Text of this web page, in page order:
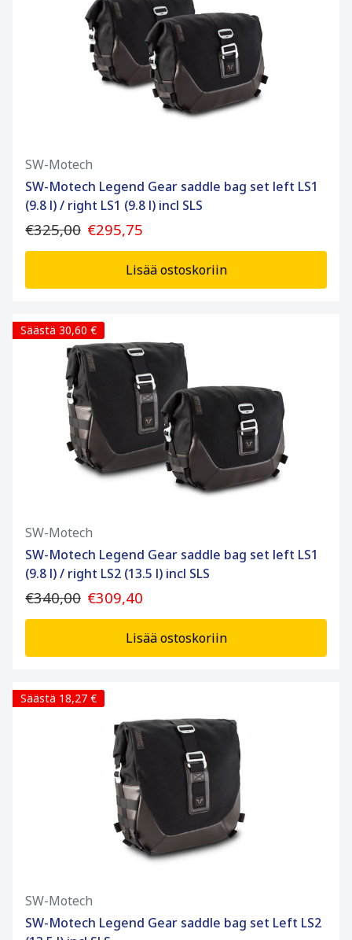
SW-Motech
SW-Motech Legend Gear saddle bag set left LS1
(9.8 l) / right LS1 (9.8 l) incl SLS
€325,00 €295,75
Lisää ostoskoriin
Säästä 30,60 €
SW-Motech
SW-Motech Legend Gear saddle bag set left LS1
(9.8 l) / right LS2 (13.5 l) incl SLS
€340,00 €309,40
Lisää ostoskoriin
Säästä 18,27 €
SW-Motech
SW-Motech Legend Gear saddle bag set Left LS2